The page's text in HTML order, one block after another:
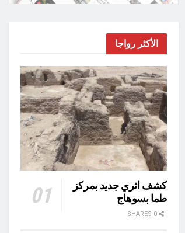
الأكثر رواجا
كشف اثري جديد بمركز
طما بسوهاج